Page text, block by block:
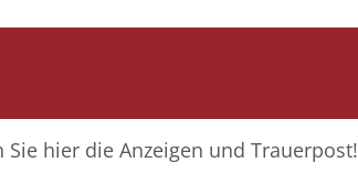
Sie hier die Anzeigen und Trauerpost!